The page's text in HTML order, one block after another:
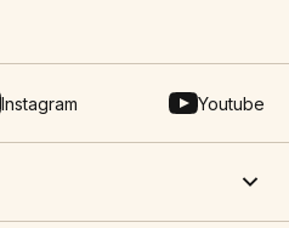
Instagram Youtube